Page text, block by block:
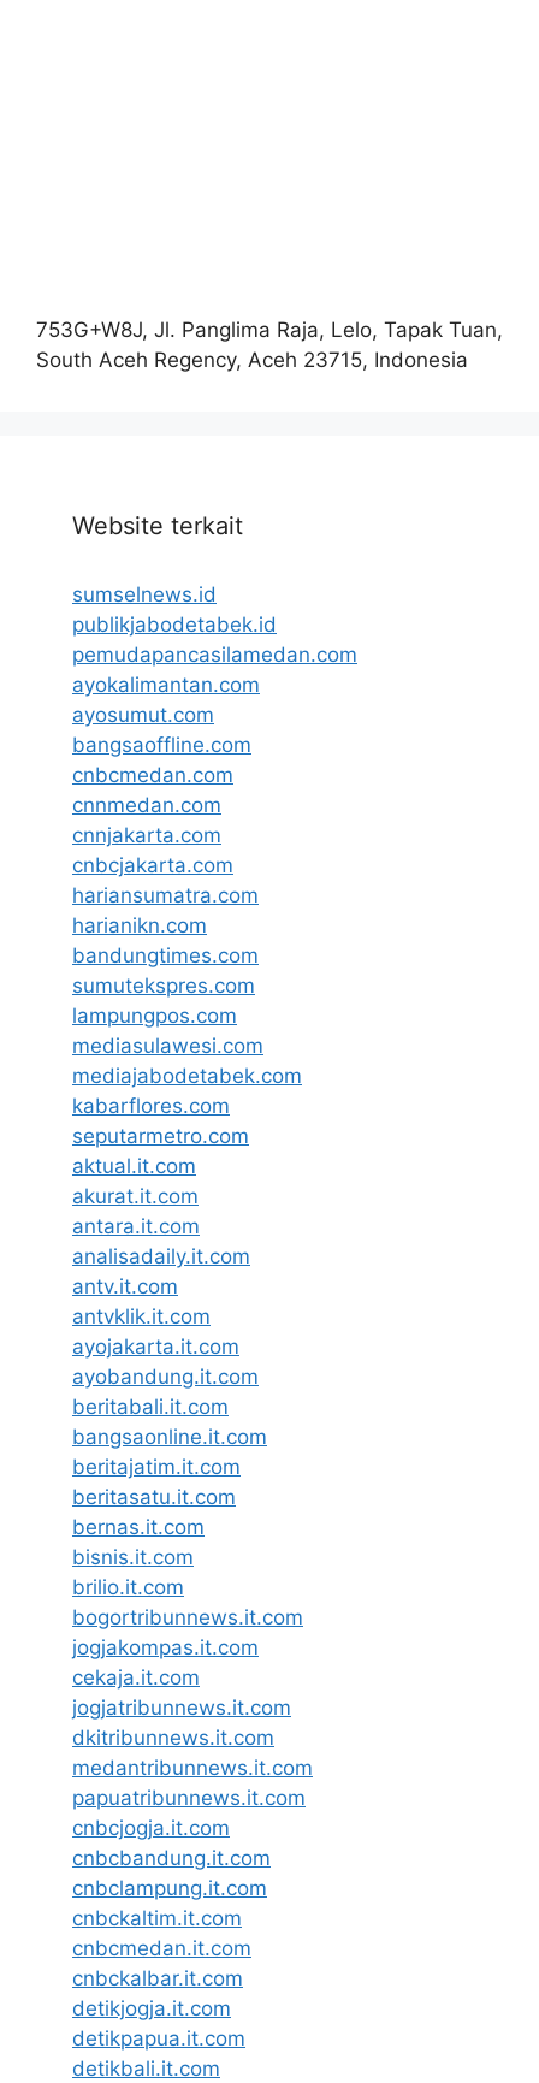
753G+W8J, Jl. Panglima Raja, Lelo, Tapak Tuan,
South Aceh Regency, Aceh 23715, Indonesia
Website terkait
sumselnews.id
publikjabodetabek.id
pemudapancasilamedan.com
ayokalimantan.com
ayosumut.com
bangsaoffline.com
cnbcmedan.com
cnnmedan.com
cnnjakarta.com
cnbcjakarta.com
hariansumatra.com
harianikn.com
bandungtimes.com
sumutekspres.com
lampungpos.com
mediasulawesi.com
mediajabodetabek.com
kabarflores.com
seputarmetro.com
aktual.it.com
akurat.it.com
antara.it.com
analisadaily.it.com
antv.it.com
antvklik.it.com
ayojakarta.it.com
ayobandung.it.com
beritabali.it.com
bangsaonline.it.com
beritajatim.it.com
beritasatu.it.com
bernas.it.com
bisnis.it.com
brilio.it.com
bogortribunnews.it.com
jogjakompas.it.com
cekaja.it.com
jogjatribunnews.it.com
dkitribunnews.it.com
medantribunnews.it.com
papuatribunnews.it.com
cnbcjogja.it.com
cnbcbandung.it.com
cnbclampung.it.com
cnbckaltim.it.com
cnbcmedan.it.com
cnbckalbar.it.com
detikjogja.it.com
detikpapua.it.com
detikbali.it.com